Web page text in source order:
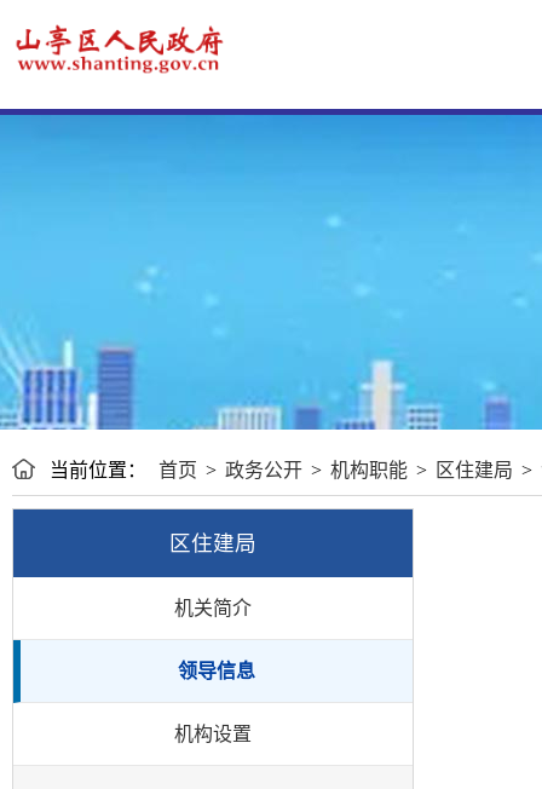
当前位置： 首页 > 政务公开 > 机构职能 > 区住建局 >
区住建局
机关简介
领导信息
机构设置